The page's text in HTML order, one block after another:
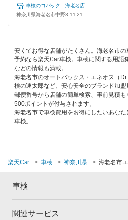
三浦市
大和市
横須賀市
夜間受付
コンピューター診断
閉じる
ホリデー車検
オートビークル車検
出光興産「らくらく安心車検」
トヨタディーラー
ベアーズ車検
閉じる
車検のコバック 海老名店
神奈川県海老名市中野3-11-21
安くてお得な店舗がたくさん。海老名市の
予約なら楽天Car車検。車検に関する用語
などの情報も満載。
海老名市のオートバックス・エネオス（
検の速太郎など、安心安全のブランド加盟
郵便番号から店舗の簡単検索、事前見積も
500ポイントが付与されます。
海老名市で車検費用をお得にしたいあな
車検。
楽天Car 車検 神奈川県 海老名市
車検
トップ
関連サービス